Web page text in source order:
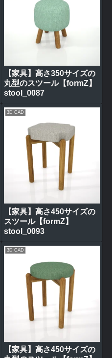
【家具】高さ350サイズの
丸型のスツール【formZ】
stool_0087
3D CAD
【家具】高さ450サイズの
スツール【formZ】
stool_0093
3D CAD
【家具】高さ450サイズの